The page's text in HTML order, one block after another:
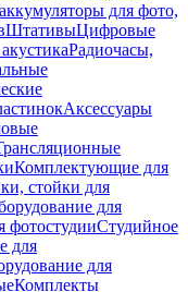
для фото,
ШтативыЦифровые
Радиочасы,
Аксессуары
Комплектующие для
стойки для
для
фотостудииСтудийное
для
для
Комплекты